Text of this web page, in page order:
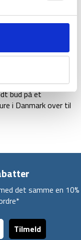
vægt er på 5300
af glasfiber,
på kun ca. 5
bud på et
i Danmark over til
det samme en 10%
Tilmeld